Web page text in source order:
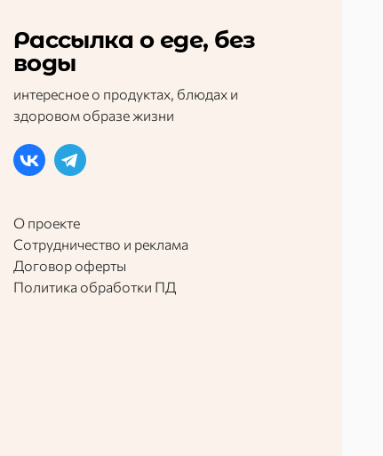
Рассылка о еде, без
воды
интересное о продуктах, блюдах и
здоровом образе жизни
О проекте
Сотрудничество и реклама
Договор оферты
Политика обработки ПД